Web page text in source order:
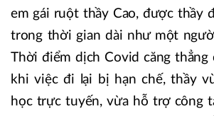
em gái ruột thầy Cao, được thầy
trong thời gian dài như một
Thời điểm dịch Covid căng thẳng
khi việc đi lại bị hạn chế, thầy
học trực tuyến, vừa hỗ trợ công